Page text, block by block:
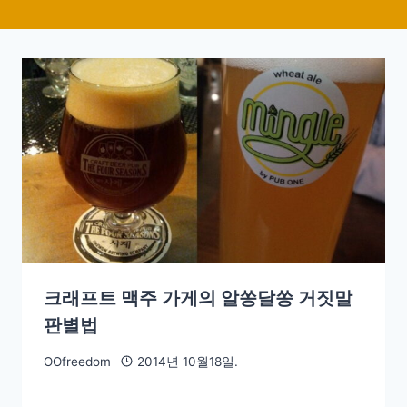
크래프트 맥주 가게의 알쏭달쏭 거짓말
판별법
OOfreedom 2014년 10월18일.